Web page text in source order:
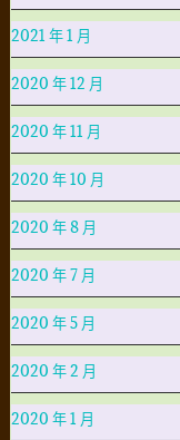
2021 年 1 月
2020 年 12 月
2020 年 11 月
2020 年 10 月
2020 年 8 月
2020 年 7 月
2020 年 5 月
2020 年 2 月
2020 年 1 月